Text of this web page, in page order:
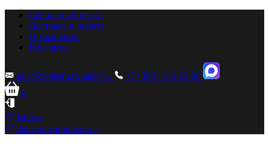
Сервисный центр
Доставка и оплата
О компании
Контакты
sale@zionstm.ru sale@...
+7 (495) 136-23-00
0
Войти
Зарегистрироваться